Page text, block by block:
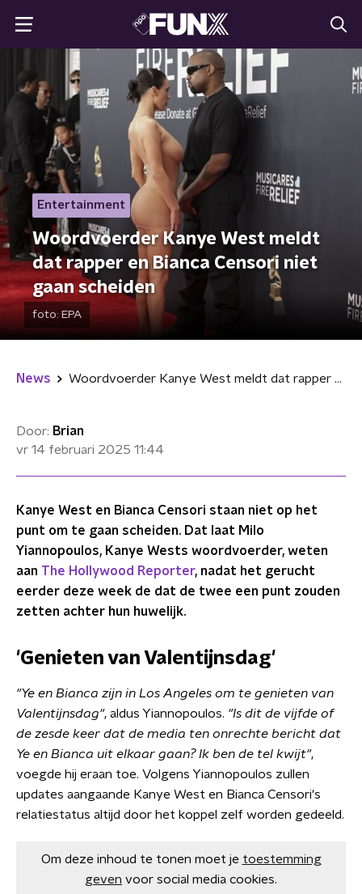
Entertainment
Woordvoerder Kanye West meldt
dat rapper en Bianca Censori niet
gaan scheiden
foto: EPA
News Woordvoerder Kanye West meldt dat rapper en Bianca Censori niet gaan scheiden
Door: Brian
vr 14 februari 2025 11:44
Kanye West en Bianca Censori staan niet op het
punt om te gaan scheiden. Dat laat Milo
Yiannopoulos, Kanye Wests woordvoerder, weten
aan The Hollywood Reporter, nadat het gerucht
eerder deze week de dat de twee een punt zouden
zetten achter hun huwelijk.
'Genieten van Valentijnsdag'
"Ye en Bianca zijn in Los Angeles om te genieten van
Valentijnsdag", aldus Yiannopoulos. "Is dit de vijfde of
de zesde keer dat de media ten onrechte bericht dat
Ye en Bianca uit elkaar gaan? Ik ben de tel kwijt",
voegde hij eraan toe. Volgens Yiannopoulos zullen
updates aangaande Kanye West en Bianca Censori's
relatiestatus altijd door het koppel zelf worden gedeeld.
Om deze inhoud te tonen moet je toestemming
geven voor social media cookies.